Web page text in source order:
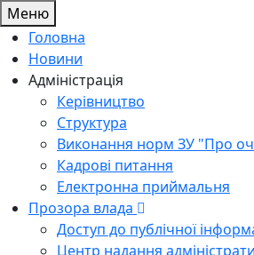
Меню
Головна
Новини
Адміністрація
Керівництво
Структура
Виконання норм ЗУ "Про
Кадрові питання
Електронна приймальня
Прозора влада
Доступ до публічної
Центр надання